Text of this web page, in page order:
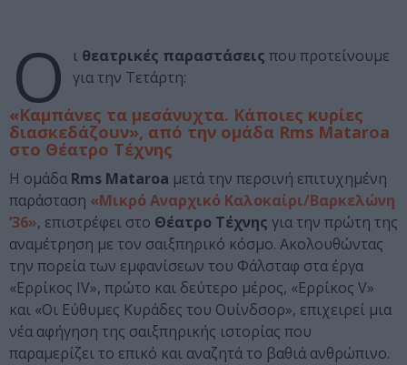
Ο ι θεατρικές παραστάσεις που προτείνουμε
για την Τετάρτη:
«Καμπάνες τα μεσάνυχτα. Κάποιες κυρίες
διασκεδάζουν», από την ομάδα Rms Mataroa
στο Θέατρο Τέχνης
Η ομάδα Rms Mataroa μετά την περσινή επιτυχημένη
παράσταση «Μικρό Αναρχικό Καλοκαίρι/Βαρκελώνη
’36», επιστρέφει στο Θέατρο Τέχνης για την πρώτη της
αναμέτρηση με τον σαιξπηρικό κόσμο. Ακολουθώντας
την πορεία των εμφανίσεων του Φάλσταφ στα έργα
«Ερρίκος ΙV», πρώτο και δεύτερο μέρος, «Ερρίκος V»
και «Οι Εύθυμες Κυράδες του Ουίνδσορ», επιχειρεί μια
νέα αφήγηση της σαιξπηρικής ιστορίας που
παραμερίζει το επικό και αναζητά το βαθιά ανθρώπινο.